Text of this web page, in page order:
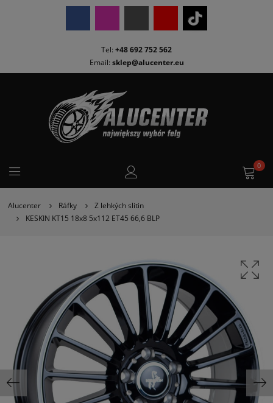
Tel: +48 692 752 562
Email: sklep@alucenter.eu
0
Alucenter Ráfky
Z lehkých slitin
KESKIN KT15 18x8 5x112 ET45 66,6 BLP